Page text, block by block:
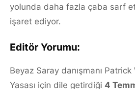
yolunda daha fazla çaba sarf
işaret ediyor.
Editör Yorumu:
Beyaz Saray danışmanı
Yasası için dile getirdiği 4